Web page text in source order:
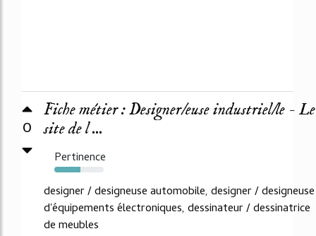
0
Fiche métier : Designer/euse industriel/le - Le
site de l ...
Pertinence
53%
designer / designeuse automobile, designer / designeuse
d'équipements électroniques, dessinateur / dessinatrice
de meubles